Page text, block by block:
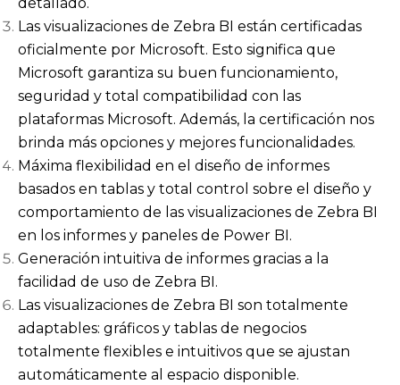
Las visualizaciones de Zebra BI están certificadas
oficialmente por Microsoft. Esto significa que
Microsoft garantiza su buen funcionamiento,
seguridad y total compatibilidad con las
plataformas Microsoft. Además, la certificación nos
brinda más opciones y mejores funcionalidades.
Máxima flexibilidad en el diseño de informes
basados en tablas y total control sobre el diseño y
comportamiento de las visualizaciones de Zebra BI
en los informes y paneles de Power BI.
Generación intuitiva de informes gracias a la
facilidad de uso de Zebra BI.
Las visualizaciones de Zebra BI son totalmente
adaptables: gráficos y tablas de negocios
totalmente flexibles e intuitivos que se ajustan
automáticamente al espacio disponible.